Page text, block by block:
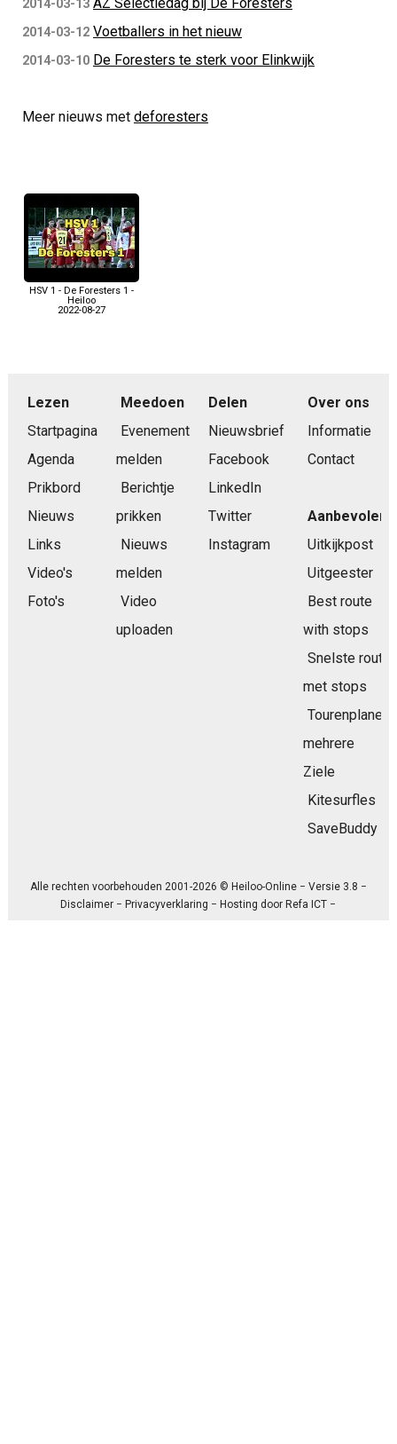
2014-03-13
2014-03-12 Voetballers in het nieuw
2014-03-10 De Foresters te sterk voor Elinkwijk
Meer nieuws met deforesters
HSV 1 - De Foresters 1 -
Heiloo
2022-08-27
Lezen
Startpagina
Agenda
Prikbord
Nieuws
Links
Video's
Foto's
Meedoen
Evenement
melden
Berichtje
prikken
Nieuws
melden
Video
uploaden
Delen
Nieuwsbrief
Facebook
LinkedIn
Twitter
Instagram
Over ons
Informatie
Contact
Aanbevolen
Uitkijkpost
Uitgeester
Best route
with stops
Snelste route
met stops
Tourenplaner
mehrere
Ziele
Kitesurfles
SaveBuddy
Alle rechten voorbehouden 2001-2026 © Heiloo-Online − Versie 3.8 −
Disclaimer −Privacyverklaring − Hosting doorRefa ICT −